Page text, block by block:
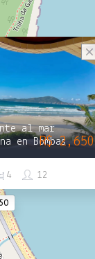
al mar
en Bombas
12
4
R$ 2,650